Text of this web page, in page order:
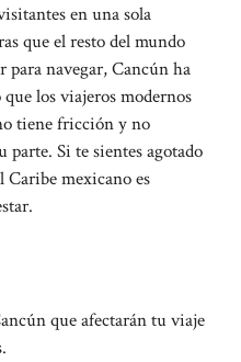
en una sola
que el resto del mundo
para navegar, Cancún ha
que los viajeros modernos
tiene fricción y no
Si te sientes agotado
Caribe mexicano es
que afectarán tu viaje